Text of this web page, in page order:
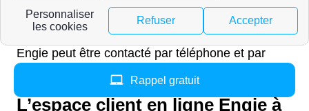
Les façons de contacter Engie à Gillonnay
Engie peut être contacté par téléphone et par
internet pour les Gillonnois.
L’espace client en ligne Engie à
Rappel gratuit